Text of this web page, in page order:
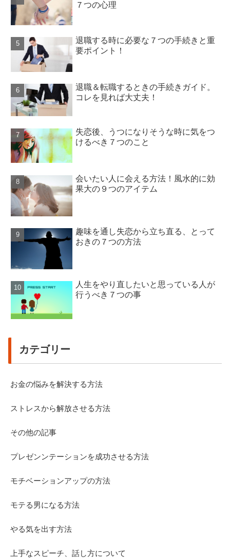
７つの心理
退職する時に必要な７つの手続きと重
要ポイント！
退職＆転職するときの手続きガイド。
コレを見れば大丈夫！
失恋後、うつになりそうな時に気をつ
けるべき７つのこと
会いたい人に会える方法！風水的に効
果大の９つのアイテム
趣味を通し失恋から立ち直る、とって
おきの７つの方法
人生をやり直したいと思っている人が
行うべき７つの事
カテゴリー
お金の悩みを解決する方法
ストレスから解放させる方法
その他の記事
プレゼンンテーションを成功させる方法
モチベーションアップの方法
モテる男になる方法
やる気を出す方法
上手なスピーチ、話し方について